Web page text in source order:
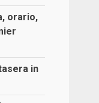
orario,
in